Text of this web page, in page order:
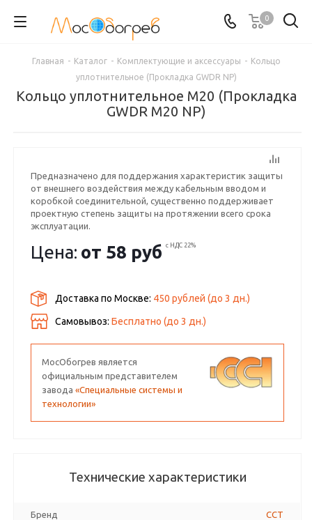
0
Главная - Каталог - Комплектующие и аксессуары - Кольцо
уплотнительное (Прокладка GWDR NP)
Кольцо уплотнительное М20 (Прокладка
GWDR M20 NP)
Предназначено для поддержания характеристик защиты
от внешнего воздействия между кабельным вводом и
коробкой соединительной, существенно поддерживает
проектную степень защиты на протяжении всего срока
эксплуатации.
Цена: от 58 руб с НДС 22%
Доставка по Москве: 450 рублей (до3 дн.)
Самовывоз:Бесплатно (до3 дн.)
МосОбогрев является
официальным представителем
завода«Специальные системы и
технологии»
Технические характеристики
Бренд ССТ